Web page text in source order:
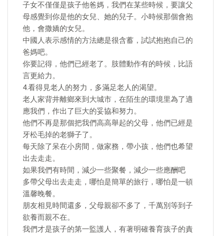
子女不僅僅是孩子他爸媽，我們在某些時候，要讓父
母感覺到你是他的女兒、她的兒子。小時候那個會抱
他，會撒嬌的女兒。
中國人表示感情的方法總是很含蓄，試試抱抱自己的
爸媽吧。
你要記得，他們已經老了。肢體動作有的時候，比語
言更給力。
4.看得見老人的努力，多滿足老人的渴望。
老人家背井離鄉來到大城市，在陌生的環境里為了適
應我們，作出了巨大的妥協和努力。
他們不再是那個把我們高高舉起的父母，他們已經是
牙松毛掉的老獅子了。
每天除了呆在小房間，做家務，帶小孩，他們也希望
出去走走。
如果我們有時間，減少一些聚餐，減少一些應酬吧
多帶父母出去走走，哪怕是簡單的旅行，哪怕是一頓
溫馨晚餐。
朋友相見時間還多，父母親卻不多了，千萬別等到子
欲養而親不在。
​我們才是孩子的第一監護人，有著明確養育孩子的責